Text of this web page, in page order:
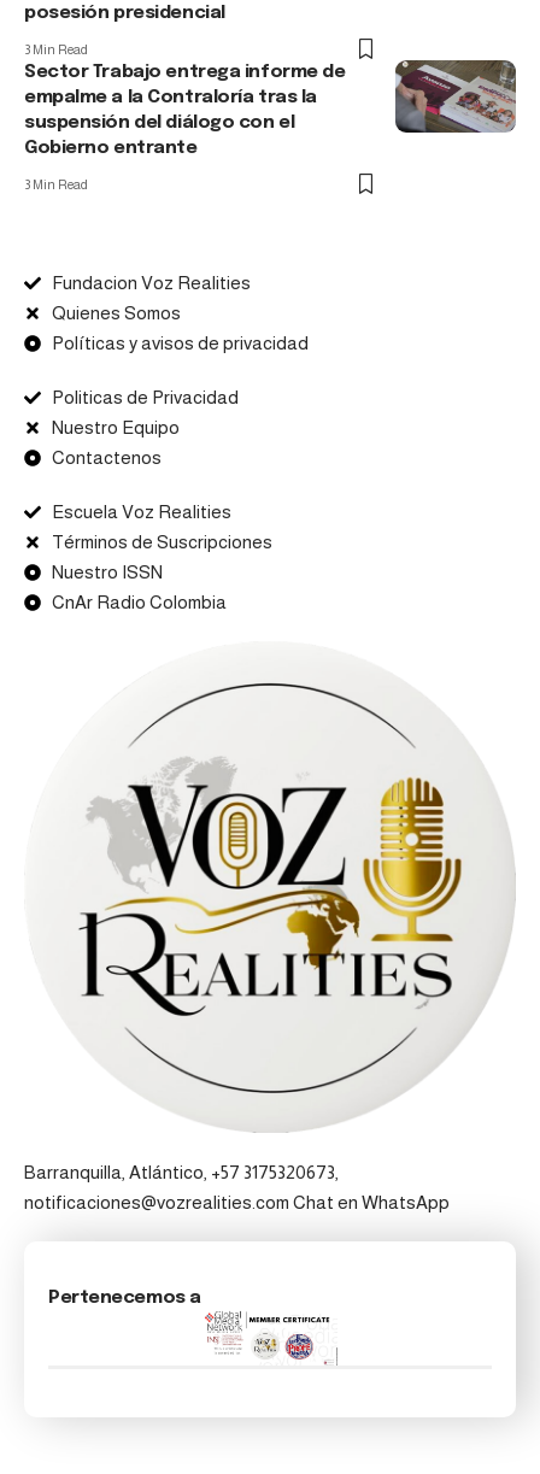
posesión presidencial
3 Min Read
Sector Trabajo entrega informe de
empalme a la Contraloría tras la
suspensión del diálogo con el
Gobierno entrante
3 Min Read
Fundacion Voz Realities
Quienes Somos
Políticas y avisos de privacidad
Politicas de Privacidad
Nuestro Equipo
Contactenos
Escuela Voz Realities
Términos de Suscripciones
Nuestro ISSN
CnAr Radio Colombia
Barranquilla, Atlántico, +57 3175320673,
notificaciones@vozrealities.com Chat en WhatsApp
Pertenecemos a